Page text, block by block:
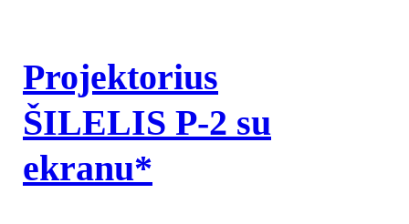
Projektorius
ŠILELIS P-2 su
ekranu*